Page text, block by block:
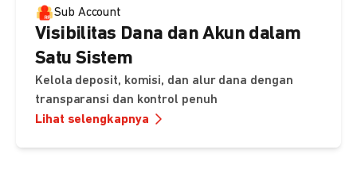
Sub Account
Visibilitas Dana dan Akun dalam
Satu Sistem
Kelola deposit, komisi, dan alur dana dengan
transparansi dan kontrol penuh
Lihat selengkapnya